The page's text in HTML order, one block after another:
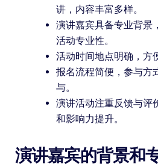
讲，内容丰富多样。
演讲嘉宾具备专业背景
活动专业性。
活动时间地点明确，方
报名流程简便，参与方
与。
演讲活动注重反馈与评
和影响力提升。
演讲嘉宾的背景和